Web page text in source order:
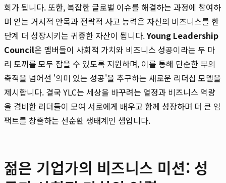
회가 됩니다. 또한, 복잡한 글로벌 이슈를 해결하는 과정에 참여하
며 얻는 거시적 안목과 전략적 사고 능력은 자신의 비즈니스를 한
단계 더 성장시키는 귀중한 자산이 됩니다.Young Leadership
Council은 멤버들이 사회적 가치와 비즈니스 성공이라는 두 마
리 토끼를 모두 잡을 수 있도록 지원하며, 이를 통해 단순한 부의
축적을 넘어선 '의미 있는 성공'을 추구하는 새로운 리더십 모델을
제시합니다. 결국 YLC는 세상을 바꾸려는 열정과 비즈니스 역량
을 겸비한 리더들이 모여 서로에게 배우고 함께 성장하며 더 큰 임
팩트를 창출하는 선순환 생태계인 셈입니다.
젊은 기업가의 비즈니스 미션: 성